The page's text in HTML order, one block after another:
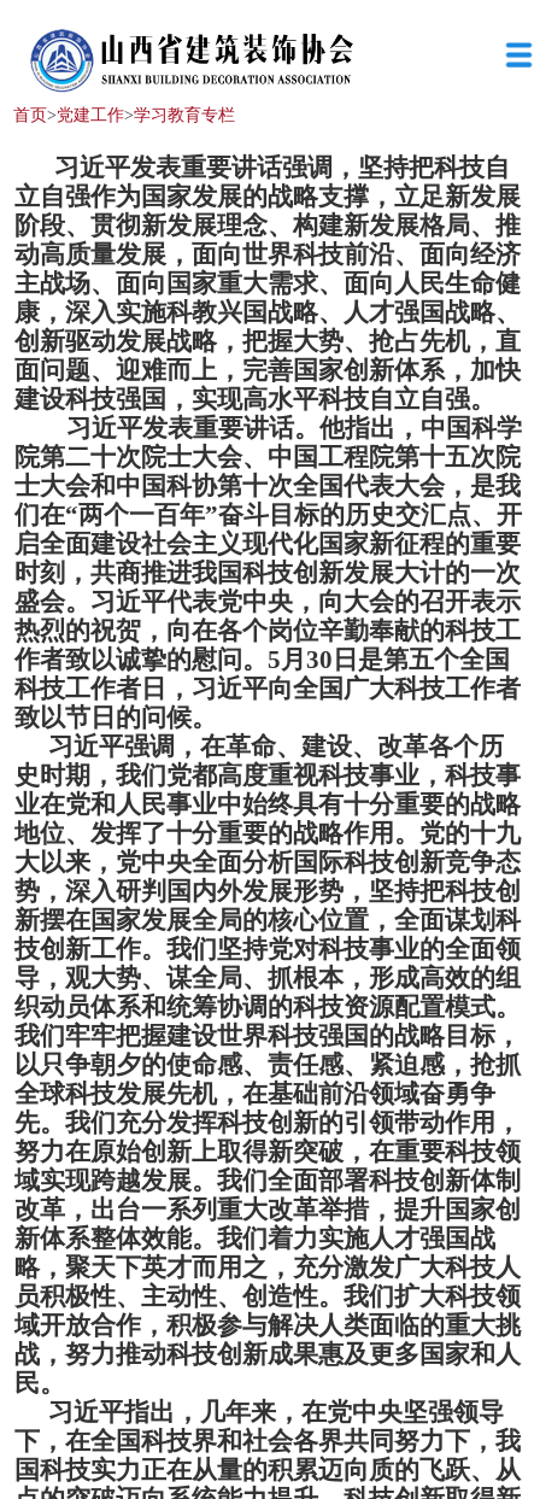
首页>党建工作>学习教育专栏
习近平发表重要讲话强调，坚持把科技自
立自强作为国家发展的战略支撑，立足新发展
阶段、贯彻新发展理念、构建新发展格局、推
动高质量发展，面向世界科技前沿、面向经济
主战场、面向国家重大需求、面向人民生命健
康，深入实施科教兴国战略、人才强国战略、
创新驱动发展战略，把握大势、抢占先机，直
面问题、迎难而上，完善国家创新体系，加快
建设科技强国，实现高水平科技自立自强。
习近平发表重要讲话。他指出， 中国科学
院第二十次院士大会、中国工程院第十五次院
士大会和中国科协第十次全国代表大会，是我
们在“两个一百年”奋斗目标的历史交汇点、开
启全面建设社会主义现代化国家新征程的重要
时刻，共商推进我国科技创新发展大计的一次
盛会。 习近平代表党中央，向大会的召开表示
热烈的祝贺，向在各个岗位辛勤奉献的科技工
作者致以诚挚的慰问。 5月30日是第五个全国
科技工作者日，习近平向全国广大科技工作者
致以节日的问候。
习近平强调，在革命、建设、改革各个历
史时期，我们党都高度重视科技事业，科技事
业在党和人民事业中始终具有十分重要的战略
地位、发挥了十分重要的战略作用。 党的十九
大以来，党中央全面分析国际科技创新竞争态
势，深入研判国内外发展形势，坚持把科技创
新摆在国家发展全局的核心位置，全面谋划科
技创新工作。我们坚持党对科技事业的全面领
导，观大势、谋全局、抓根本，形成高效的组
织动员体系和统筹协调的科技资源配置模式。
我们牢牢把握建设世界科技强国的战略目标，
以只争朝夕的使命感、责任感、紧迫感，抢抓
全球科技发展先机，在基础前沿领域奋勇争
先。我们充分发挥科技创新的引领带动作用，
努力在原始创新上取得新突破，在重要科技领
域实现跨越发展。我们全面部署科技创新体制
改革，出台一系列重大改革举措，提升国家创
新体系整体效能。我们着力实施人才强国战
略，聚天下英才而用之，充分激发广大科技人
员积极性、主动性、创造性。我们扩大科技领
域开放合作，积极参与解决人类面临的重大挑
战，努力推动科技创新成果惠及更多国家和人
民。
习近平指出，几年来，在党中央坚强领导
下，在全国科技界和社会各界共同努力下，我
国科技实力正在从量的积累迈向质的飞跃、从